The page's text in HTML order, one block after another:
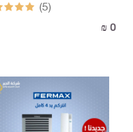
(5)
0 ₪